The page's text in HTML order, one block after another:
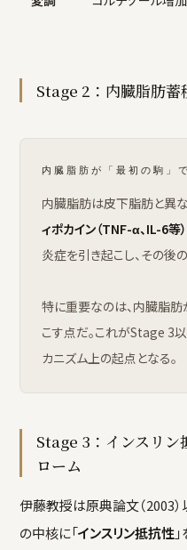
Stage 2：内臓脂肪蓄
内臓脂肪が「最初の駒」
内臓脂肪は皮下脂肪と異な
ィポカイン（TNF-α、IL-6等
炎症を引き起こし、その後
特に重要なのは、内臓脂肪
こす点だ。これがStage 3
カニズム上の起点となる。
Stage 3：インスリン
ローム
伊藤教授は原典論文（2003）
の中核に「インスリン抵抗性